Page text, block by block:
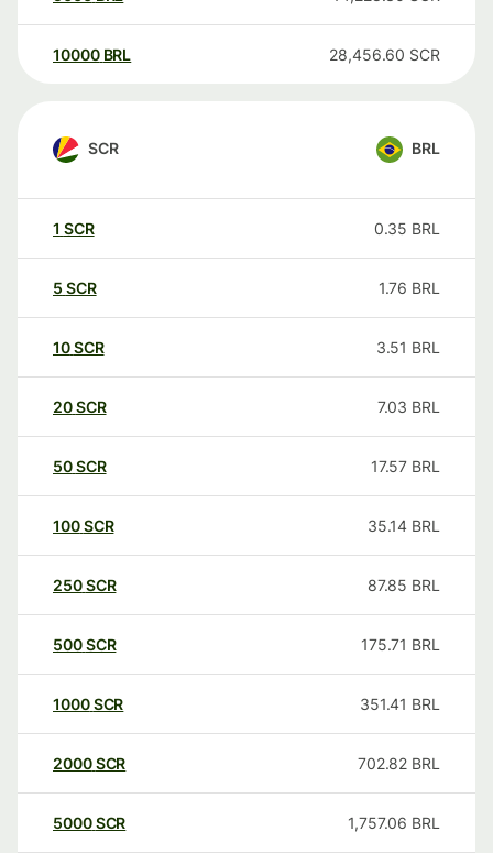
10000 BRL 28,456.60 SCR
SCR BRL
1 SCR 0.35 BRL
5 SCR 1.76 BRL
10SCR 3.51 BRL
20SCR 7.03 BRL
50SCR 17.57 BRL
100SCR 35.14 BRL
250SCR 87.85 BRL
500SCR 175.71 BRL
1000SCR 351.41 BRL
2000SCR 702.82 BRL
5000SCR 1,757.06 BRL